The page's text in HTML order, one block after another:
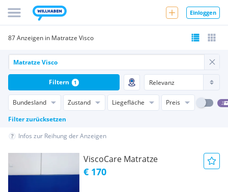
Einloggen
87 Anzeigen in Matratze Visco
Bundesland Zustand Liegefläche
Preis
Filter zurücksetzen
Filtern 1
Infos zur Reihung der Anzeigen
ViscoCare Matratze
€ 170